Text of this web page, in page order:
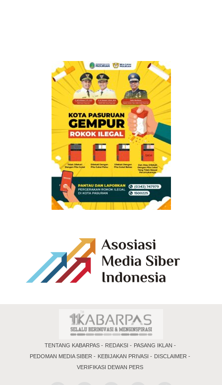
TENTANG KABARPAS REDAKSI
PASANG IKLAN
PEDOMAN MEDIA SIBER
KEBIJAKAN PRIVASI
DISCLAIMER
VERIFIKASI DEWAN PERS